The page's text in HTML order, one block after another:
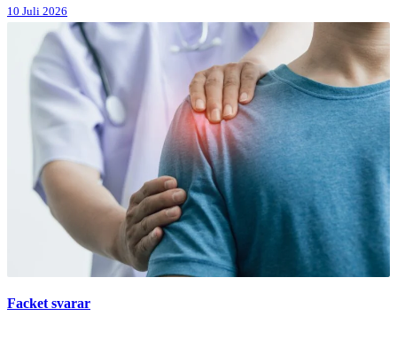
10 Juli 2026
Facket svarar